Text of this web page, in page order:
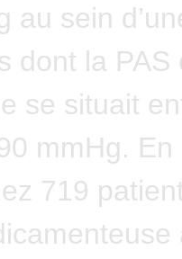
au sein
dont la PAS
se situait
mmHg.
719